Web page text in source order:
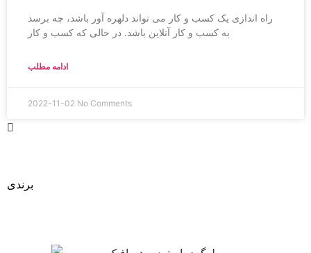
راه اندازی یک کسب و کار می تواند دلهره آور باشد، چه برسد
به کسب و کار آنلاین باشد. در حالی که کسب و کار
ادامه مطلب
2022-11-02 No Comments
برندی